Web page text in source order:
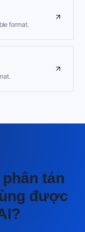
format.
tán
được